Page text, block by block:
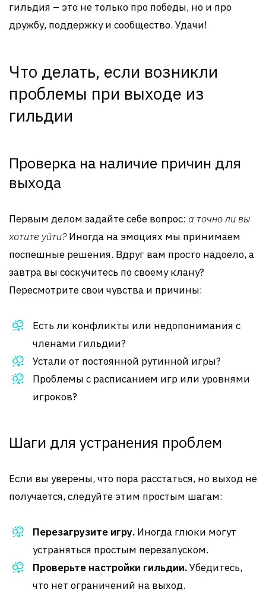
гильдия – это не только про победы, но и про
дружбу, поддержку и сообщество. Удачи!
Что делать, если возникли
проблемы при выходе из
гильдии
Проверка на наличие причин для
выхода
Первым делом задайте себе вопрос: а точно ли вы
хотите уйти?Иногда на эмоциях мы принимаем
поспешные решения. Вдруг вам просто надоело, а
завтра вы соскучитесь по своему клану?
Пересмотрите свои чувства и причины:
Есть ли конфликты или недопонимания с
членами гильдии?
Устали от постоянной рутинной игры?
Проблемы с расписанием игр или уровнями
игроков?
Шаги для устранения проблем
Если вы уверены, что пора расстаться, но выход не
получается, следуйте этим простым шагам:
Перезагрузите игру. Иногда глюки могут
устраняться простым перезапуском.
Проверьте настройки гильдии.Убедитесь,
что нет ограничений на выход.